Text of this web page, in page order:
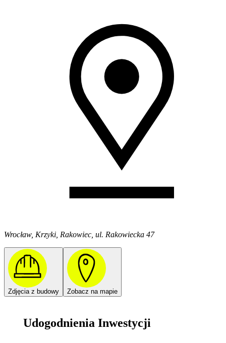
Wrocław, Krzyki, Rakowiec, ul. Rakowiecka 47
Zdjęcia z budowy Zobacz na mapie
Udogodnienia Inwestycji